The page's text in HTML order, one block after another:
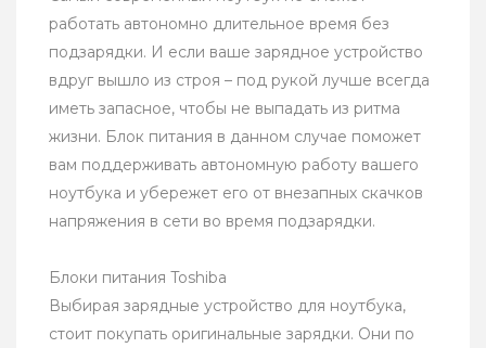
работать автономно длительное время без
подзарядки. И если ваше зарядное устройство
вдруг вышло из строя – под рукой лучше всегда
иметь запасное, чтобы не выпадать из ритма
жизни. Блок питания в данном случае поможет
вам поддерживать автономную работу вашего
ноутбука и убережет его от внезапных скачков
напряжения в сети во время подзарядки.
Блоки питания Toshiba
Выбирая зарядные устройство для ноутбука,
стоит покупать оригинальные зарядки. Они по